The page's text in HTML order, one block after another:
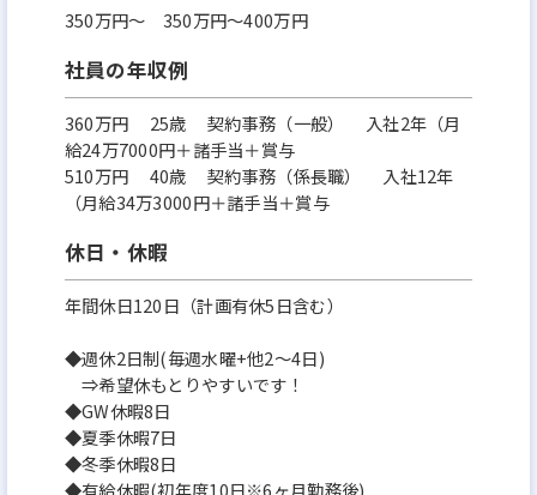
350万円〜 350万円～400万円
社員の年収例
360万円 25歳 契約事務（一般） 入社2年（月
給24万7000円＋諸手当＋賞与
510万円 40歳 契約事務（係長職） 入社12年
（月給34万3000円＋諸手当＋賞与
休日・休暇
年間休日120日（計画有休5日含む）
◆週休2日制(毎週水曜+他2～4日)
⇒希望休もとりやすいです！
◆GW休暇8日
◆夏季休暇7日
◆冬季休暇8日
◆有給休暇(初年度10日※6ヶ月勤務後)